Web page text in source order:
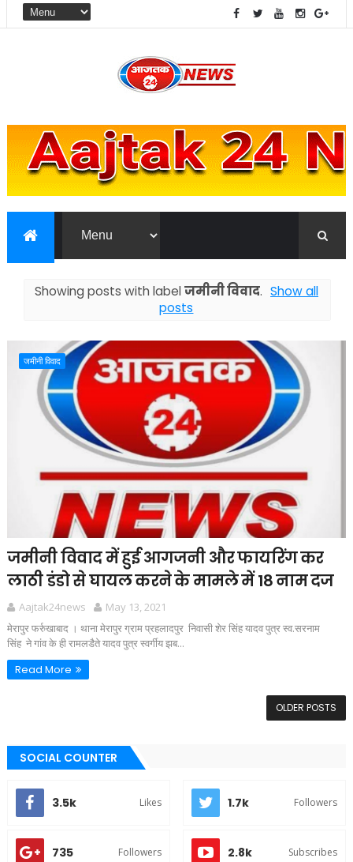
Showing posts with label जमीनी विवाद. Show all
posts
जमीनी विवाद
जमीनी विवाद में हुई आगजनी और फायरिंग कर
लाठी डंडो से घायल करने के मामले में 18 नाम दज
Aajtak24news
May 13, 2021
मेरापुर फर्रुखाबाद । थाना मेरापुर ग्राम प्रहलादपुर निवासी शेर सिंह यादव पुत्र स्व.सरनाम
सिंह ने गांव के ही रामलडैते यादव पुत्र स्वर्गीय झब...
Read More
OLDER POSTS
SOCIAL COUNTER
3.5k Likes 1.7k Followers
735 Followers 2.8k Subscribes